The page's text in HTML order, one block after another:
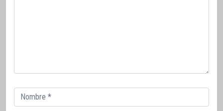
Correo
electrónico